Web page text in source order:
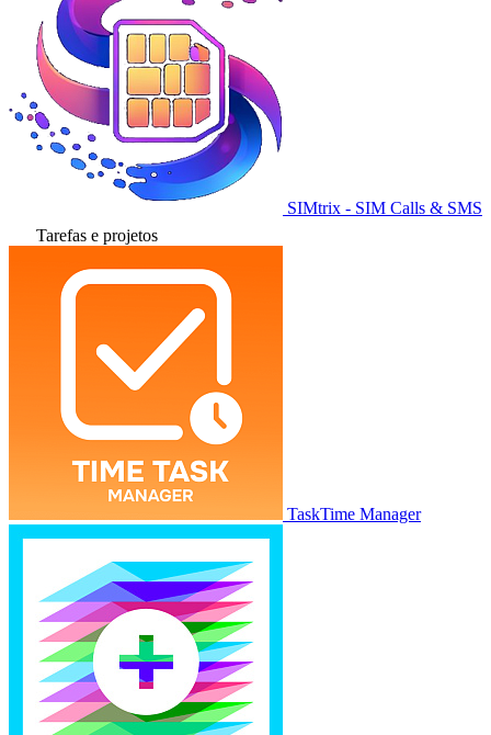
SIMtrix - SIM Calls & SMS
Tarefas e projetos
TaskTime Manager